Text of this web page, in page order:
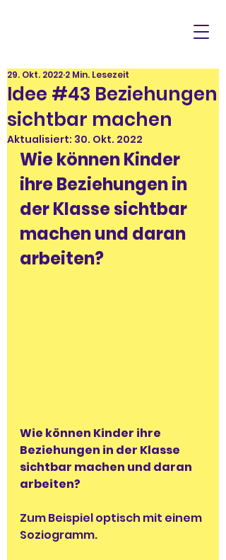
Idee #43 Beziehungen
sichtbar machen
29. Okt. 2022 2 Min. Lesezeit
Aktualisiert: 30. Okt. 2022
Wie können Kinder
ihre Beziehungen in
der Klasse sichtbar
machen und daran
arbeiten?
Wie können Kinder ihre
Beziehungen in der Klasse
sichtbar machen und daran
arbeiten?
Zum Beispiel optisch mit einem
Soziogramm.